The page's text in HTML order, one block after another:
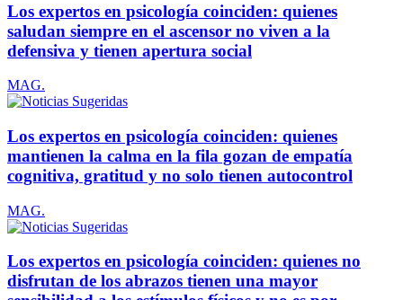
Los expertos en psicología coinciden: quienes
saludan siempre en el ascensor no viven a la
defensiva y tienen apertura social
MAG.
Los expertos en psicología coinciden: quienes
mantienen la calma en la fila gozan de empatía
cognitiva, gratitud y no solo tienen autocontrol
MAG.
Los expertos en psicología coinciden: quienes no
disfrutan de los abrazos tienen una mayor